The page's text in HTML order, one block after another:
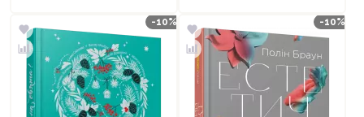
-10% -10%